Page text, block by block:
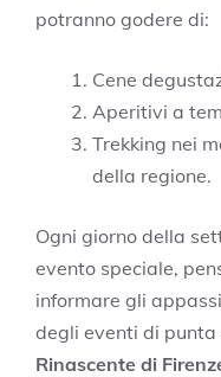
potranno godere di:
Cene
Aperitivi a
Trekking nei
della regione.
Ogni giorno della
evento speciale,
informare gli
degli eventi di punta
Rinascente di